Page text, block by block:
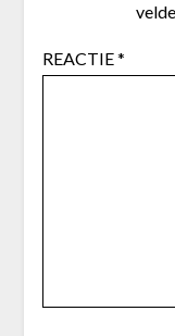
REACTIE*